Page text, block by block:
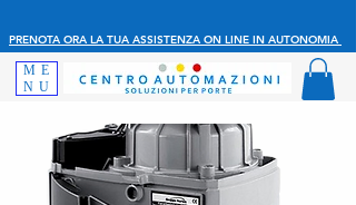
PRENOTA ORA LA TUA ASSISTENZA ON LINE IN AUTONOMIA
ME
NU